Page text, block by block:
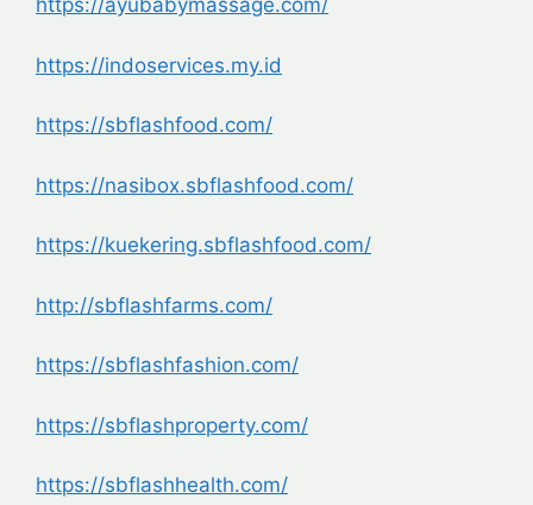
https://ayubabymassage.com/
https://indoservices.my.id
https://sbflashfood.com/
https://nasibox.sbflashfood.com/
https://kuekering.sbflashfood.com/
http://sbflashfarms.com/
https://sbflashfashion.com/
https://sbflashproperty.com/
https://sbflashhealth.com/